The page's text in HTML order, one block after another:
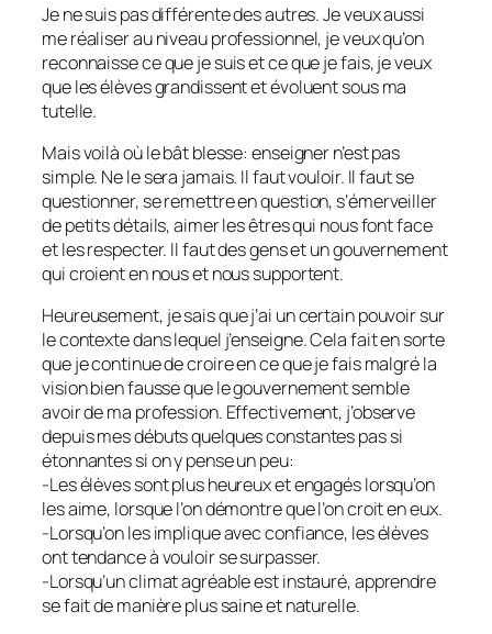
Je ne suis pas différente des autres. Je veux aussi
me réaliser au niveau professionnel, je veux qu’on
reconnaisse ce que je suis et ce que je fais, je veux
que les élèves grandissent et évoluent sous ma
tutelle.
Mais voilà où le bât blesse: enseigner n’est pas
simple. Ne le sera jamais. Il faut vouloir. Il faut se
questionner, se remettre en question, s’émerveiller
de petits détails, aimer les êtres qui nous font face
et les respecter. Il faut des gens et un gouvernement
qui croient en nous et nous supportent.
Heureusement, je sais que j’ai un certain pouvoir sur
le contexte dans lequel j’enseigne. Cela fait en sorte
que je continue de croire en ce que je fais malgré la
vision bien fausse que le gouvernement semble
avoir de ma profession. Effectivement, j’observe
depuis mes débuts quelques constantes pas si
étonnantes si on y pense un peu:
-Les élèves sont plus heureux et engagés lorsqu’on
les aime, lorsque l’on démontre que l’on croit en eux.
-Lorsqu’on les implique avec confiance, les élèves
ont tendance à vouloir se surpasser.
-Lorsqu’un climat agréable est instauré, apprendre
se fait de manière plus saine et naturelle.